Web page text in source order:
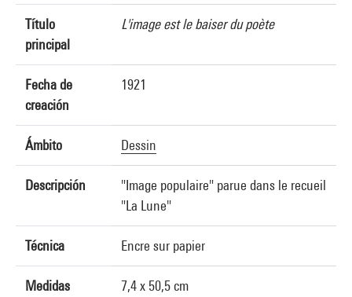
Título
principal
L'image est le baiser du poète
Fecha de
creación
1921
Ámbito Dessin
Descripción
"Image populaire" parue dans le recueil
"La Lune"
Técnica Encre sur papier
Medidas 7,4 x 50,5 cm